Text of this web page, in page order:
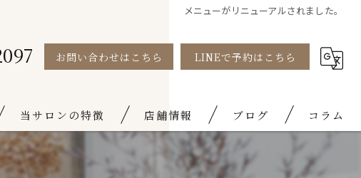
メニューがリニューアルされました。
お問い合わせはこちら LINEで予約はこちら
当サロンの特徴
骨盤矯正
店舗情報
お知らせ
ブログ コラム